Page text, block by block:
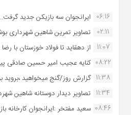
06:16 ایرانجوان سه بازیکن جدید
02:11
تصاویر تمرین شاهین شهردارى
11:07
از دهقاید تا فولاد خوزستان با
08:22 کنایه عجیب امیر حسین صادقی
11:38 گزارش روز/گنج میخواهید ،بروید
11:34 تصاویر دیدار دوستانه شاهین
08:46 سعید مفتخر :ایرانجوان کارخانه